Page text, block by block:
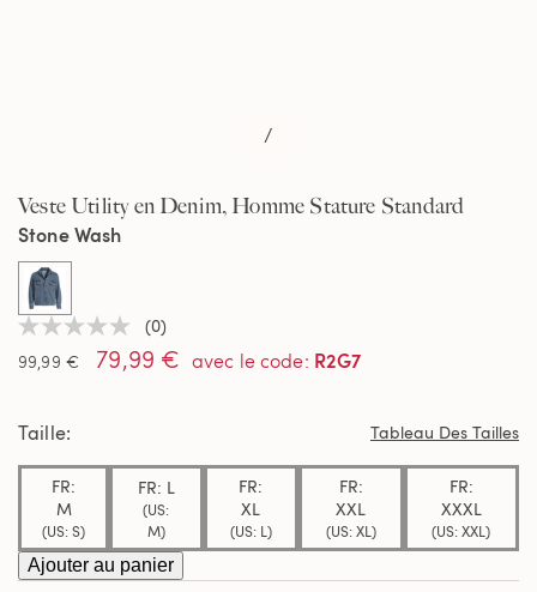
/
Veste Utility en Denim, Homme Stature Standard
Aucune
valeur
de
sur
même
page.
(0)
99,99 €
79,99 € avec le code: R2G7
Stone Wash
selected
Taille Tableau Des Tailles
FR:
M
(US: S)
FR: L
(US:
M)
FR:
XL
(US: L)
FR:
XXL
(US: XL)
FR:
XXXL
(US: XXL)
Ajouter au panier